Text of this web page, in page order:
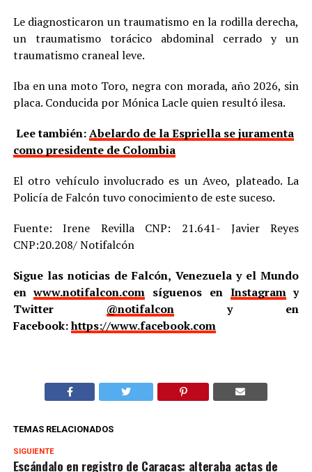
Le diagnosticaron un traumatismo en la rodilla derecha,
un traumatismo torácico abdominal cerrado y un
traumatismo craneal leve.
Iba en una moto Toro, negra con morada, año 2026, sin
placa. Conducida por Mónica Lacle quien resultó ilesa.
Lee también:Abelardo de la Espriella se juramenta
como presidente de Colombia
El otro vehículo involucrado es un Aveo, plateado. La
Policía de Falcón tuvo conocimiento de este suceso.
Fuente: Irene Revilla CNP: 21.641- Javier Reyes
CNP:20.208/ Notifalcón
Sigue las noticias de Falcón, Venezuela y el Mundo
enwww.notifalcon.com síguenos en Instagramy
Twitter @notifalcony en
Facebook:https://www.facebook.com
TEMAS RELACIONADOS
SIGUIENTE
Escándalo en registro de Caracas: alteraba actas de